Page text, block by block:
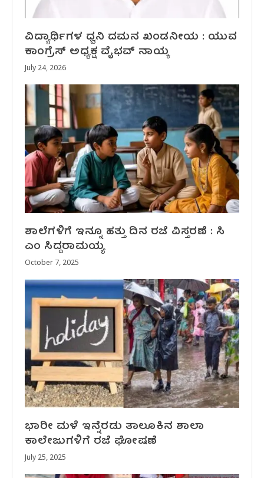
ವಿದ್ಯಾರ್ಥಿಗಳ ಧ್ವನಿ ದಮನ ಖಂಡನೀಯ : ಯುವ
ಕಾಂಗ್ರೆಸ್ ಅಧ್ಯಕ್ಷ ವೈಭವ್ ನಾಯ್ಕ
July 24, 2026
ಶಾಲೆಗಳಿಗೆ ಇನ್ನೂ ಹತ್ತು ದಿನ ರಜೆ ವಿಸ್ತರಣೆ : ಸಿ
ಎಂ ಸಿದ್ದರಾಮಯ್ಯ
October 7, 2025
ಭಾರೀ ಮಳೆ ಇನ್ನೆರಡು ತಾಲೂಕಿನ‌ ಶಾಲಾ‌‌
ಕಾಲೇಜುಗಳಿಗೆ ರಜೆ ಘೋಷಣೆ
July 25, 2025